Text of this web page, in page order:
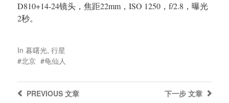
D810+14-24镜头，焦距22mm，ISO 1250，f/2.8，曝光
2秒。
In 暮曙光, 行星
北京
龟仙人
下一步 文章
PREVIOUS文章